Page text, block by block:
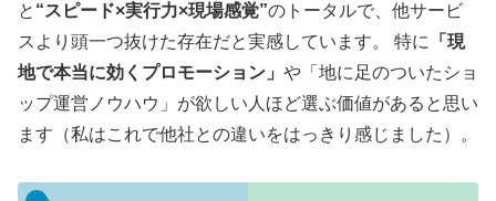
と “スピード×実行力×現場感覚”のトータルで、他サービ
スより頭一つ抜けた存在だと実感しています。 特に
「現
地で本当に効くプロモーション」 や「地に足のついたショ
ップ運営ノウハウ」が欲しい人ほど選ぶ価値があると思い
ます（私はこれで他社との違いをはっきり感じました）。